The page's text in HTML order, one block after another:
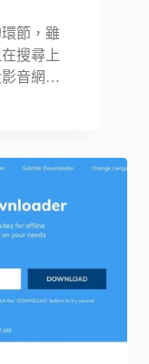
節，雖
搜尋上
影音網…